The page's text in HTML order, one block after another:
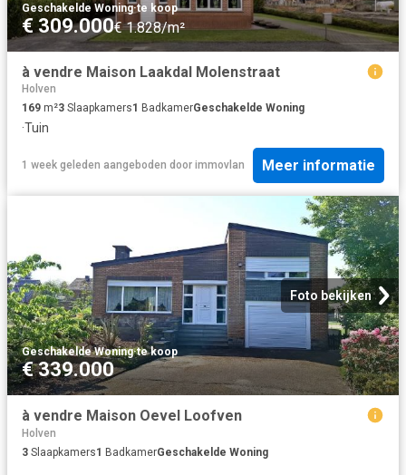
Geschakelde Woning·te koop
€ 309.000€ 1.828/m²
à vendre Maison Laakdal Molenstraat
Holven
169 m²3 Slaapkamers1 BadkamerGeschakelde Woning
·Tuin
1 week geleden aangeboden door immovlan Meer informatie
Foto bekijken
Geschakelde Woning·te koop
€ 339.000
à vendre Maison Oevel Loofven
Holven
3 Slaapkamers1 BadkamerGeschakelde Woning